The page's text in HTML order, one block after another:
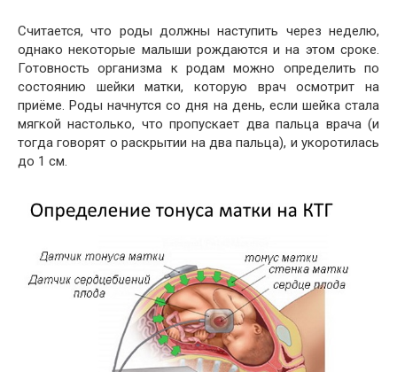
Считается, что роды должны наступить через неделю,
однако некоторые малыши рождаются и на этом сроке.
Готовность организма к родам можно определить по
состоянию шейки матки, которую врач осмотрит на
приёме. Роды начнутся со дня на день, если шейка стала
мягкой настолько, что пропускает два пальца врача (и
тогда говорят о раскрытии на два пальца), и укоротилась
до 1 см.